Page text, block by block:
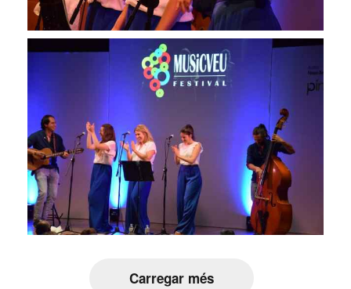
Carregar més